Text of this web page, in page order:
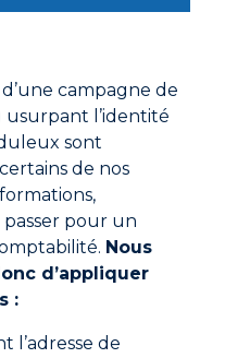
SENS
campagne de
usurpant l’identité
sont
de nos
pour un
Nous
d’appliquer
:
l’adresse de